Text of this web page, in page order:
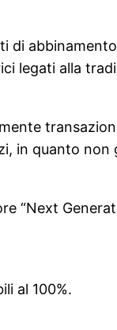
di
legati alla
in quanto
“Next
al 100%.